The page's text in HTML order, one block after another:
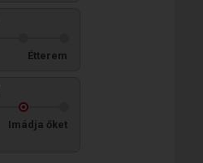
Étterem
Imádja őket